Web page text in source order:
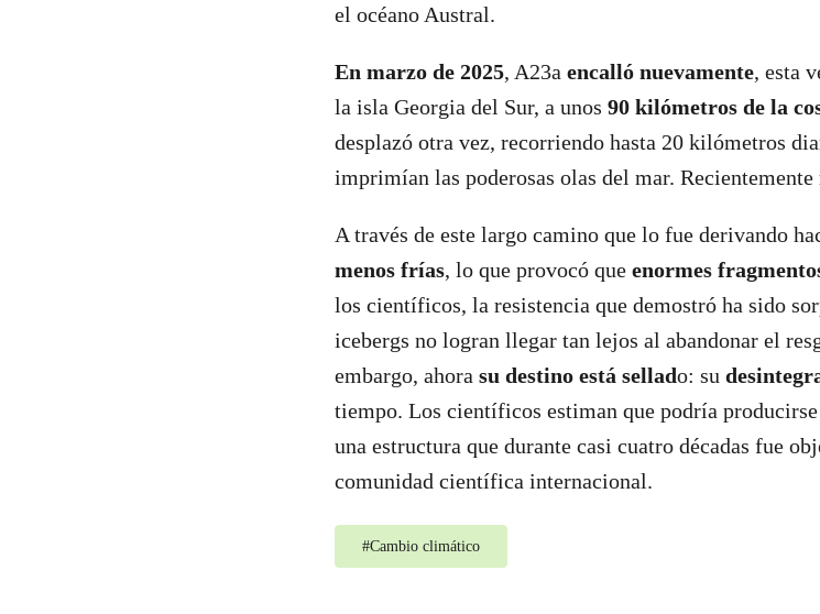
el océano Austral.
En marzo de 2025, A23a encalló nuevamente, esta
la isla Georgia del Sur, a unos 90 kilómetros de la
desplazó otra vez, recorriendo hasta 20 kilómetros
imprimían las poderosas olas del mar.
A través de este largo camino que lo fue derivando
menos frías, lo que provocó que enormes
los científicos, la resistencia que demostró ha sido
icebergs no logran llegar tan lejos al abandonar el
embargo, ahora su destino está sellado: su
tiempo. Los científicos estiman que podría producirse
una estructura que durante casi cuatro décadas fue
comunidad científica internacional.
#Cambio climático